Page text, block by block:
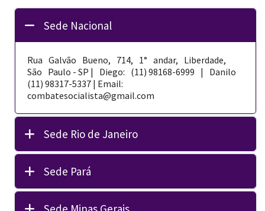
Sede Nacional
Rua Galvão Bueno, 714, 1° andar, Liberdade,
São Paulo - SP | Diego: (11) 98168-­6999 | Danilo
(11) 98317-5337 | Email:
combatesocialista@gmail.com
Sede Rio de Janeiro
Sede Pará